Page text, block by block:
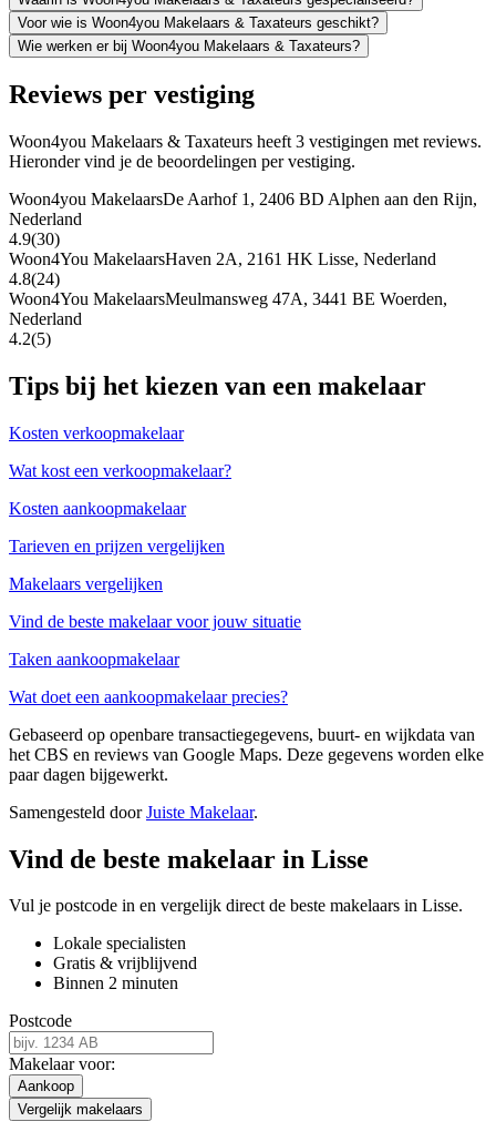
Voor wie is Woon4you Makelaars & Taxateurs geschikt?
Wie werken er bij Woon4you Makelaars & Taxateurs?
Reviews per vestiging
Woon4you Makelaars & Taxateurs heeft 3 vestigingen met reviews.
Hieronder vind je de beoordelingen per vestiging.
Woon4you MakelaarsDe Aarhof 1, 2406 BD Alphen aan den Rijn,
Nederland
4.9(30)
Woon4You MakelaarsHaven 2A, 2161 HK Lisse, Nederland
4.8(24)
Woon4You MakelaarsMeulmansweg 47A, 3441 BE Woerden,
Nederland
4.2(5)
Tips bij het kiezen van een makelaar
Kosten verkoopmakelaar
Wat kost een verkoopmakelaar?
Kosten aankoopmakelaar
Tarieven en prijzen vergelijken
Makelaars vergelijken
Vind de beste makelaar voor jouw situatie
Taken aankoopmakelaar
Wat doet een aankoopmakelaar precies?
Gebaseerd op openbare transactiegegevens, buurt- en wijkdata van
het CBS en reviews van Google Maps. Deze gegevens worden elke
paar dagen bijgewerkt.
Samengesteld doorJuiste Makelaar.
Vind de beste makelaar in Lisse
Vul je postcode in en vergelijk direct de beste makelaars in Lisse.
Lokale specialisten
Gratis & vrijblijvend
Binnen 2 minuten
Postcode
Makelaar voor:
Aankoop
Vergelijk makelaars